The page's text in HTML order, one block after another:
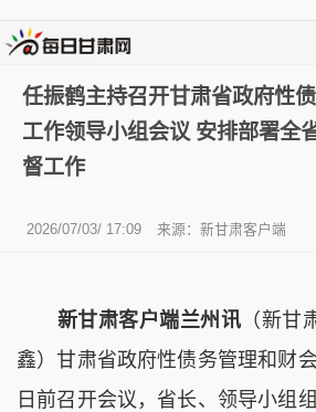
任振鹤主持召开甘肃省政府性
工作领导小组会议 安排部署全
督工作
2026/07/03/ 17:09 来源：新甘肃客户端
新甘肃客户端兰州讯 （新甘
鑫）甘肃省政府性债务管理和财
日前召开会议，省长、领导小组